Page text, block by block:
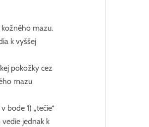
mazu.
k vyššej
pokožky cez
mazu
1) „tečie“
jednak k